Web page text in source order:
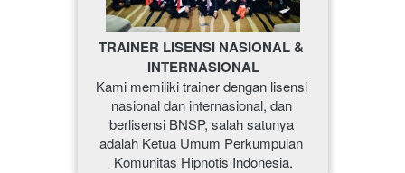
TRAINER LISENSI NASIONAL &
INTERNASIONAL
Kami memiliki trainer dengan lisensi
nasional dan internasional, dan
berlisensi BNSP, salah satunya
adalah Ketua Umum Perkumpulan
Komunitas Hipnotis Indonesia.